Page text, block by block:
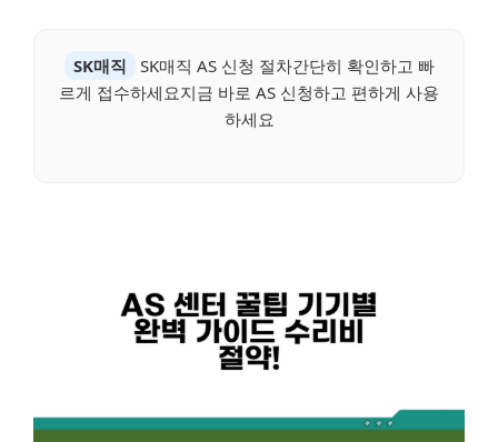
SK매직
SK매직 AS 신청 절차간단히 확인하고 빠
르게 접수하세요지금 바로 AS 신청하고 편하게 사용
하세요